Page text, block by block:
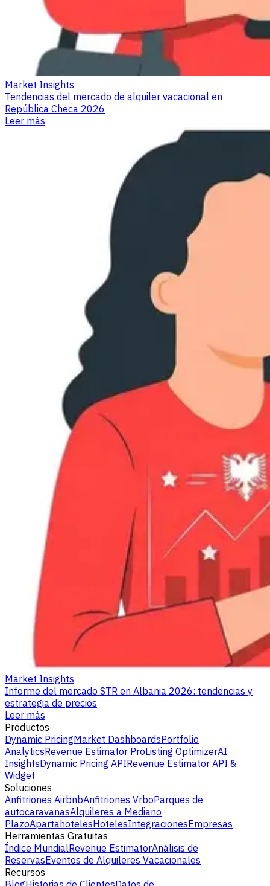
Market Insights
Tendencias del mercado de alquiler vacacional en
República Checa 2026
Leer más
Market Insights
Informe del mercado STR en Albania 2026: tendencias y
estrategia de precios
Leer más
Productos
Dynamic PricingMarket DashboardsPortfolio
AnalyticsRevenue Estimator ProListing OptimizerAI
InsightsDynamic Pricing APIRevenue Estimator API &
Widget
Soluciones
Anfitriones AirbnbAnfitriones VrboParques de
autocaravanasAlquileres a Mediano
PlazoApartahotelesHotelesIntegracionesEmpresas
Herramientas Gratuitas
Índice MundialRevenue EstimatorAnálisis de
ReservasEventos de Alquileres Vacacionales
Recursos